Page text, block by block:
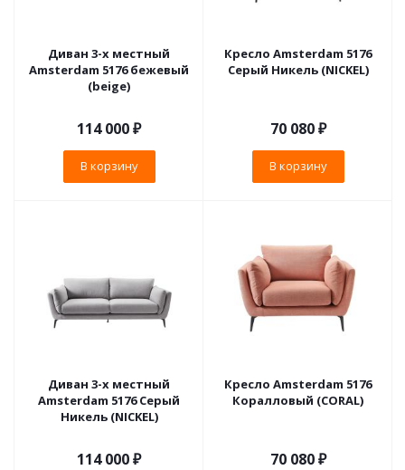
Диван 3-х местный
Amsterdam 5176 бежевый
(beige)
114 000₽
В корзину
Кресло Amsterdam 5176
Серый Никель (NICKEL)
70 080₽
В корзину
Диван 3-х местный
Amsterdam 5176 Серый
Никель (NICKEL)
114 000₽
Кресло Amsterdam 5176
Коралловый (CORAL)
70 080₽